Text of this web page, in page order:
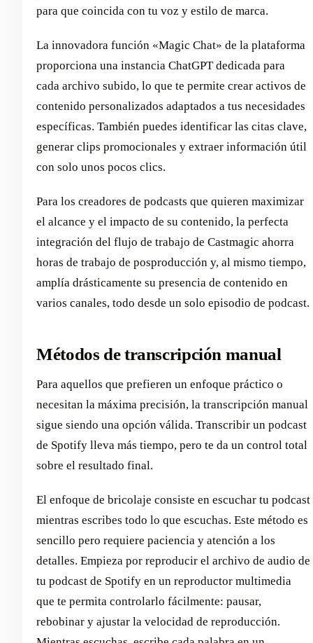
para que coincida con tu voz y estilo de marca.
La innovadora función «Magic Chat» de la plataforma
proporciona una instancia ChatGPT dedicada para
cada archivo subido, lo que te permite crear activos de
contenido personalizados adaptados a tus necesidades
específicas. También puedes identificar las citas clave,
generar clips promocionales y extraer información útil
con solo unos pocos clics.
Para los creadores de podcasts que quieren maximizar
el alcance y el impacto de su contenido, la perfecta
integración del flujo de trabajo de Castmagic ahorra
horas de trabajo de posproducción y, al mismo tiempo,
amplía drásticamente su presencia de contenido en
varios canales, todo desde un solo episodio de podcast.
Métodos de transcripción manual
Para aquellos que prefieren un enfoque práctico o
necesitan la máxima precisión, la transcripción manual
sigue siendo una opción válida. Transcribir un podcast
de Spotify lleva más tiempo, pero te da un control total
sobre el resultado final.
El enfoque de bricolaje consiste en escuchar tu podcast
mientras escribes todo lo que escuchas. Este método es
sencillo pero requiere paciencia y atención a los
detalles. Empieza por reproducir el archivo de audio de
tu podcast de Spotify en un reproductor multimedia
que te permita controlarlo fácilmente: pausar,
rebobinar y ajustar la velocidad de reproducción.